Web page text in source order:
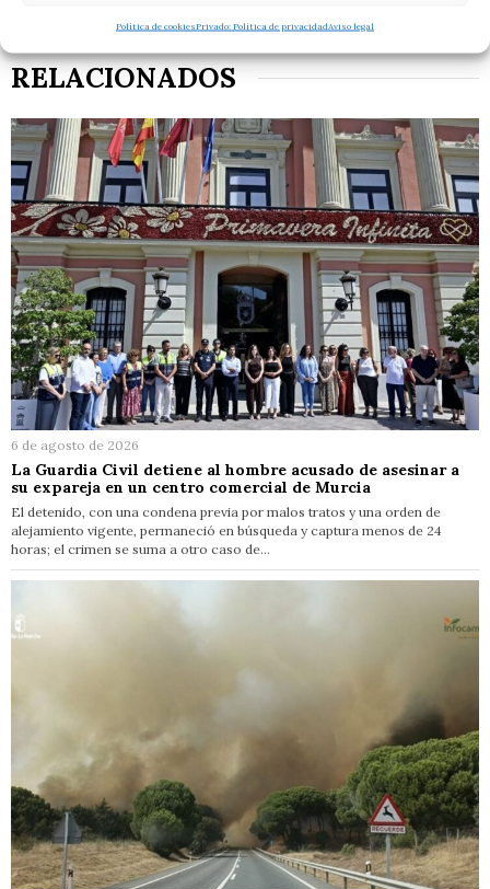
Política de cookiesPrivado: Política de privacidadAviso legal
RELACIONADOS
6 de agosto de 2026
La Guardia Civil detiene al hombre acusado de asesinar a
su expareja en un centro comercial de Murcia
El detenido, con una condena previa por malos tratos y una orden de
alejamiento vigente, permaneció en búsqueda y captura menos de 24
horas; el crimen se suma a otro caso de…